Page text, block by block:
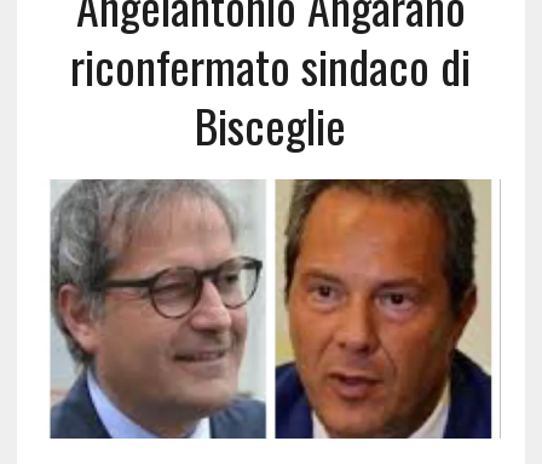
riconfermato sindaco di
Bisceglie